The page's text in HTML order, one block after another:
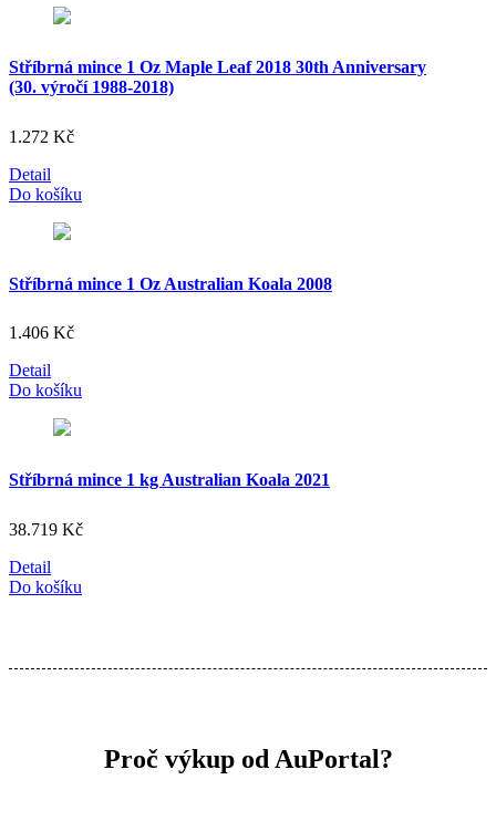
Stříbrná mince 1 Oz Maple Leaf 2018 30th Anniversary
(30. výročí 1988-2018)
1.272 Kč
Detail
Do košíku
Stříbrná mince 1 Oz Australian Koala 2008
1.406 Kč
Detail
Do košíku
Stříbrná mince 1 kg Australian Koala 2021
38.719 Kč
Detail
Do košíku
Proč výkup od AuPortal?